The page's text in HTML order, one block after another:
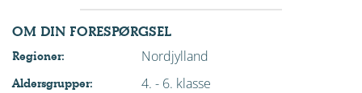
OM DIN FORESPØRGSEL
Regioner: Nordjylland
Aldersgrupper:
4. - 6. klasse